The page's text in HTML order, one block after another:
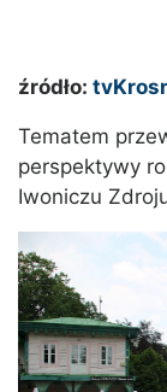
źródło:
Tematem
perspektywy
Iwoniczu